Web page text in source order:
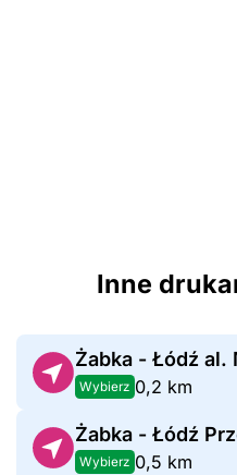
Inne
Wybierz 0,2 km
Żabka - Łódź
Wybierz 0,5 km